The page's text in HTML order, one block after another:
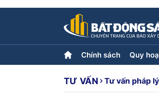
Chính sách Quy
Chính sách
Quy hoạch
TƯ VẤN Tư vấn pháp lý